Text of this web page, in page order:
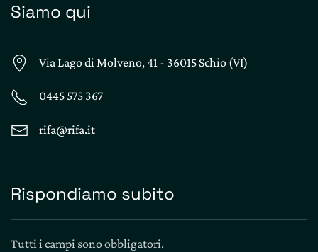
Siamo qui
Via Lago di Molveno, 41 - 36015 Schio (VI)
0445 575 367
rifa@rifa.it
Rispondiamo subito
Tutti i campi sono obbligatori.